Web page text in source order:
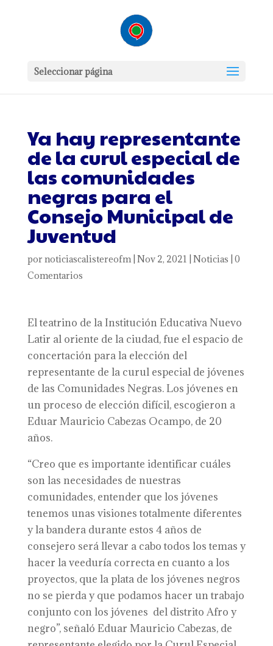
Seleccionar página
Ya hay representante
de la curul especial de
las comunidades
negras para el
Consejo Municipal de
Juventud
por noticiascalistereofm| Nov 2, 2021 Noticias 0
Comentarios
El teatrino de la Institución Educativa Nuevo
Latir al oriente de la ciudad, fue el espacio de
concertación para la elección del
representante de la curul especial de jóvenes
de las Comunidades Negras. Los jóvenes en
un proceso de elección difícil, escogieron a
Eduar Mauricio Cabezas Ocampo, de 20
años.
“Creo que es importante identificar cuáles
son las necesidades de nuestras
comunidades, entender que los jóvenes
tenemos unas visiones totalmente diferentes
y la bandera durante estos 4 años de
consejero será llevar a cabo todos los temas y
hacer la veeduría correcta en cuanto a los
proyectos, que la plata de los jóvenes negros
no se pierda y que podamos hacer un trabajo
conjunto con los jóvenes del distrito Afro y
negro”, señaló Eduar Mauricio Cabezas, de